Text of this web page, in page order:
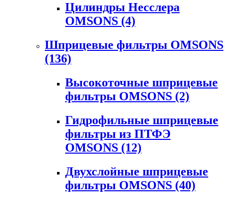
Цилиндры Несслера
OMSONS (4)
Шприцевые фильтры OMSONS
(136)
Высокоточные шприцевые
фильтры OMSONS (2)
Гидрофильные шприцевые
фильтры из ПТФЭ
OMSONS (12)
Двухслойные шприцевые
фильтры OMSONS (40)